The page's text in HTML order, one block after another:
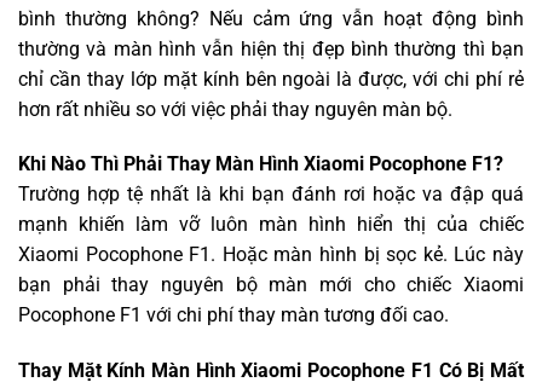
bình thường không? Nếu cảm ứng vẫn hoạt động bình
thường và màn hình vẫn hiện thị đẹp bình thường thì bạn
chỉ cần thay lớp mặt kính bên ngoài là được, với chi phí rẻ
hơn rất nhiều so với việc phải thay nguyên màn bộ.
Khi Nào Thì Phải Thay Màn Hình Xiaomi Pocophone F1?
Trường hợp tệ nhất là khi bạn đánh rơi hoặc va đập quá
mạnh khiến làm vỡ luôn màn hình hiển thị của chiếc
Xiaomi Pocophone F1. Hoặc màn hình bị sọc kẻ. Lúc này
bạn phải thay nguyên bộ màn mới cho chiếc Xiaomi
Pocophone F1 với chi phí thay màn tương đối cao.
Thay Mặt Kính Màn Hình Xiaomi Pocophone F1 Có Bị Mất